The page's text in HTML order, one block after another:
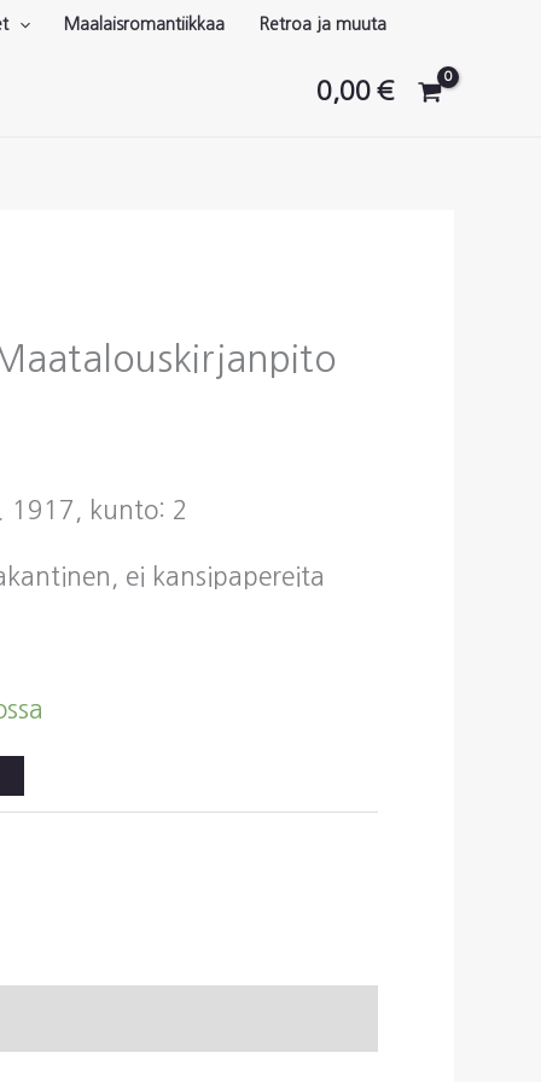
Maalaisromantiikkaa Retroa ja muuta
0,00€
1917, kunto: 2
ei kansipapereita